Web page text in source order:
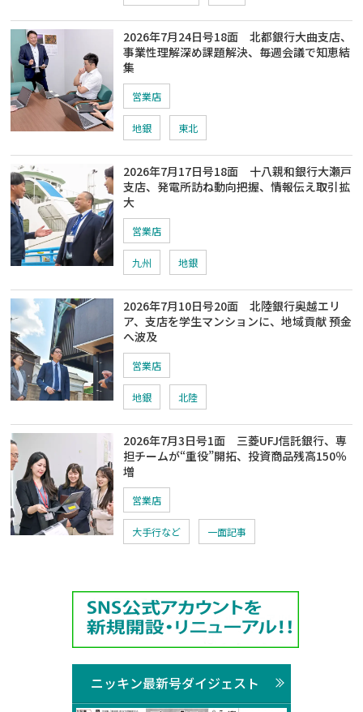
2026年7月24日号18面 北都銀行大曲支店、
事業性理解深め課題解決、毎週会議で知恵結
集
営業店
地銀 東北
2026年7月17日号18面 十八親和銀行大瀬戸
支店、発電所訪ね動向把握、情報伝え取引拡
大
営業店
九州 地銀
2026年7月10日号20面 北陸銀行奥越エリ
ア、支店を学生マンションに、地域貢献 預金
へ波及
営業店
地銀 北陸
2026年7月3日号1面 三菱UFJ信託銀行、専
担チームが“重役”開拓、投資商品残高150％
増
営業店
大手行など 一面記事
ニッキン最新号ダイジェスト